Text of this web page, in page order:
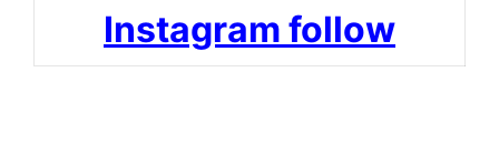
Instagram follow